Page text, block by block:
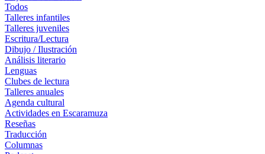
Todos
Talleres infantiles
Talleres juveniles
Escritura/Lectura
Dibujo / Ilustración
Análisis literario
Lenguas
Clubes de lectura
Talleres anuales
Agenda cultural
Actividades en Escaramuza
Reseñas
Traducción
Columnas